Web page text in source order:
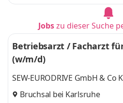
Jobszu dieser Suche
Betriebsarzt / Facharzt
(w/m/d)
SEW-EURODRIVE GmbH & Co
Bruchsal bei Karlsruhe